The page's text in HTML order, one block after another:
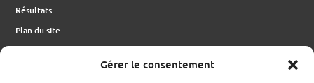
Gérer le consentement
Résultats
Plan du site